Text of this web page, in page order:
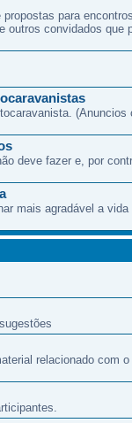
para
outros convidados que
(Anuncios
deve fazer e, por
mais agradável a vida
relacionado com